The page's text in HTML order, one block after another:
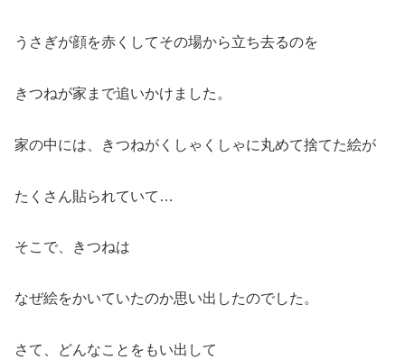
うさぎが顔を赤くしてその場から立ち去るのを
きつねが家まで追いかけました。
家の中には、きつねがくしゃくしゃに丸めて捨てた絵が
たくさん貼られていて…
そこで、きつねは
なぜ絵をかいていたのか思い出したのでした。
さて、どんなことをもい出して